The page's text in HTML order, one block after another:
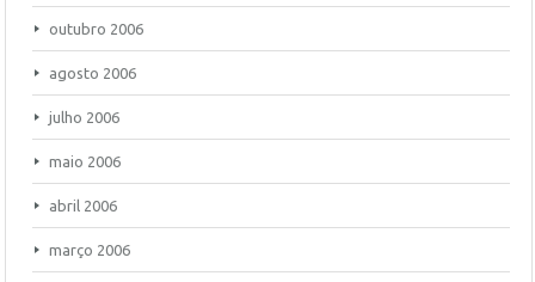
outubro 2006
agosto 2006
julho 2006
maio 2006
abril 2006
março 2006